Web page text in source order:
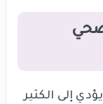
إلى الكثير